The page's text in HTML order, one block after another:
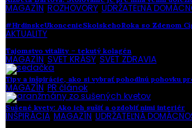
MAGAZÍN ROZHOVORY UDRŽATEĽNÁ
#HrdinskeUkoncenieSkolskehoRoka so Zdenom
AKTUALITY
Tajomstvo vitality – tekutý kolagén
MAGAZÍN SVET KRÁSY SVET ZDRAVIA
Tipy a inšpirácie, ako si vybrať pohodlnú pohovku
MAGAZÍN PR článok
Sušené kvety: Ako ich sušiť a ozdobiť nimi interiér
INŠPIRÁCIA MAGAZÍN UDRŽATEĽNÁ